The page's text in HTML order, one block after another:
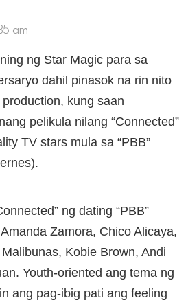
am
ng Star Magic para sa
dahil pinasok na rin nito
kung saan
pelikula nilang “Connected”
TV stars mula sa “PBB”
ng dating “PBB”
Zamora, Chico Alicaya,
Kobie Brown, Andi
Youth-oriented ang tema ng
ang pag-ibig pati ang feeling